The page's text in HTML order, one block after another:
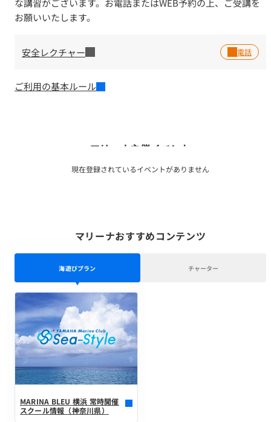
な講習がございます。お電話またはWEB予約の上、ご受講を
お願いいたします。
安全レクチャー
ご利用の基本ルール
マリーナ主催イベント
現在登録されているイベントがありません
マリーナおすすめコンテンツ
海遊びプラン チャーター
MARINA BLEU 横浜 常時開催
スクール情報（神奈川県）